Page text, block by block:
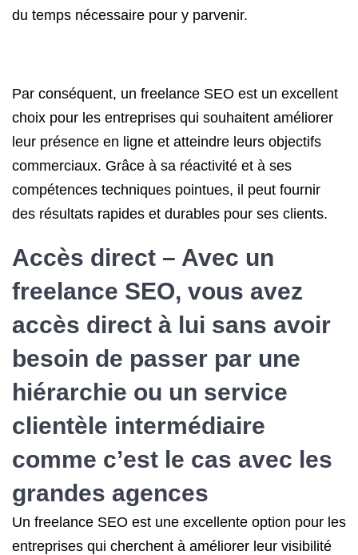
du temps nécessaire pour y parvenir.
Par conséquent, un freelance SEO est un excellent
choix pour les entreprises qui souhaitent améliorer
leur présence en ligne et atteindre leurs objectifs
commerciaux. Grâce à sa réactivité et à ses
compétences techniques pointues, il peut fournir
des résultats rapides et durables pour ses clients.
Accès direct – Avec un
freelance SEO, vous avez
accès direct à lui sans avoir
besoin de passer par une
hiérarchie ou un service
clientèle intermédiaire
comme c’est le cas avec les
grandes agences
Un freelance SEO est une excellente option pour les
entreprises qui cherchent à améliorer leur visibilité